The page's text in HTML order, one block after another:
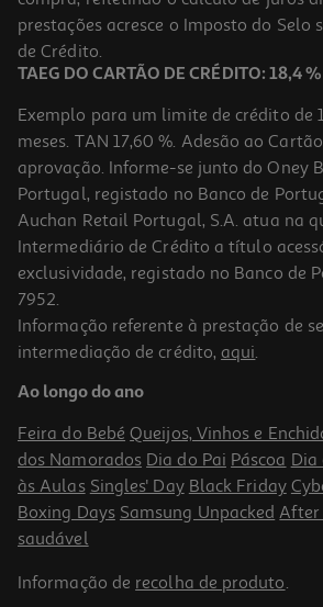
1,65 €
Iogurte Grego Auchan Com Açucar
2.89 €/Kg
2,89 €
prestações acresce o Imposto do Selo
de Crédito.
TAEG DO CARTÃO DE CRÉDITO: 18,4 %
Exemplo para um limite de crédito de
meses. TAN 17,60 %. Adesão ao
aprovação. Informe-se junto do Oney
Portugal, registado no Banco de
Auchan Retail Portugal, S.A. atua na
Intermediário de Crédito a título
exclusividade, registado no Banco de
7952.
Informação referente à prestação de
intermediação de crédito, aqui.
Ao longo do ano
Feira do Bebé Queijos, Vinhos e
dos Namorados Dia do Pai Páscoa Dia
às Aulas Singles' Day Black Friday
Boxing Days Samsung Unpacked After
saudável
Informação de recolha de produto.